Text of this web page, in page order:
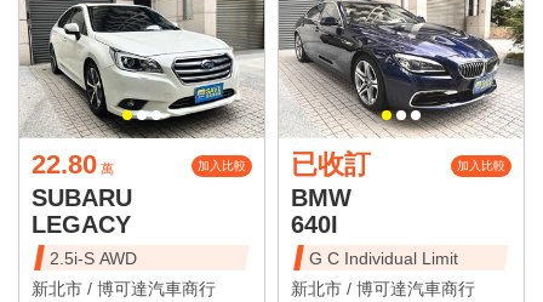
22.80 萬 加入比較
SUBARU
LEGACY
2.5i-S AWD
新北市 / 博可達汽車商行
已收訂 加入比較
BMW
640I
G C Individual Limit
新北市 / 博可達汽車商行